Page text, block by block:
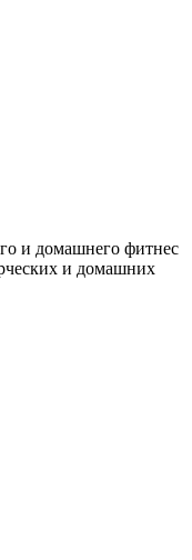
и домашнего фитнес
и домашних